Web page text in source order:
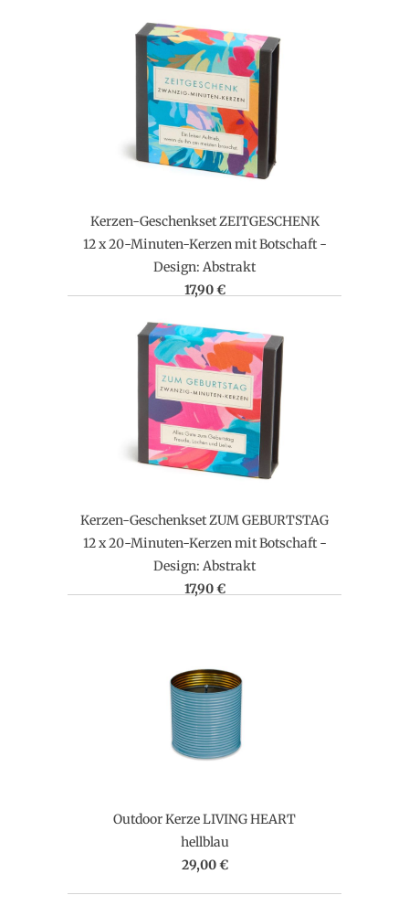
Kerzen-Geschenkset ZEITGESCHENK
12 x 20-Minuten-Kerzen mit Botschaft -
Design: Abstrakt
17,90 €
Kerzen-Geschenkset ZUM GEBURTSTAG
12 x 20-Minuten-Kerzen mit Botschaft -
Design: Abstrakt
17,90 €
Outdoor Kerze LIVING HEART
hellblau
29,00 €